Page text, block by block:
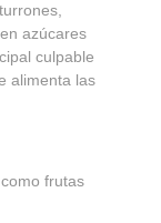
azúcares
culpable
alimenta las
frutas